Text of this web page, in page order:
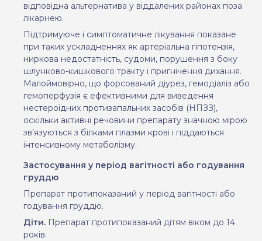
відповідна альтернатива у віддалених районах поза
лікарнею.
Підтримуюче і симптоматичне лікування показане
при таких ускладненнях як артеріальна гіпотензія,
ниркова недостатність, судоми, порушення з боку
шлунково-кишкового тракту і пригнічення дихання.
Малоймовірно, що форсований діурез, гемодіаліз або
гемоперфузія є ефективними для виведення
нестероїдних протизапальних засобів (НПЗЗ),
оскільки активні речовини препарату значною мірою
зв’язуються з білками плазми крові і піддаються
інтенсивному метаболізму.
Застосування у період вагітності або годування
груддю
Препарат протипоказаний у період вагітності або
годування груддю.
Діти. Препарат протипоказаний дітям віком до 14
років.